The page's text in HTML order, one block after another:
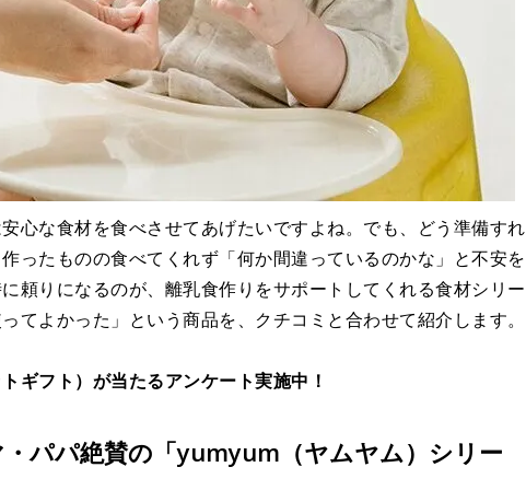
心な食材を食べさせてあげたいですよね。でも、どう準備すれ
ったものの食べてくれず「何か間違っているのかな」と不安を
頼りになるのが、離乳食作りをサポートしてくれる食材シリー
てよかった」という商品を、クチコミと合わせて紹介します。
ギフト）が当たるアンケート実施中！
パパ絶賛の「yumyum（ヤムヤム）シリー